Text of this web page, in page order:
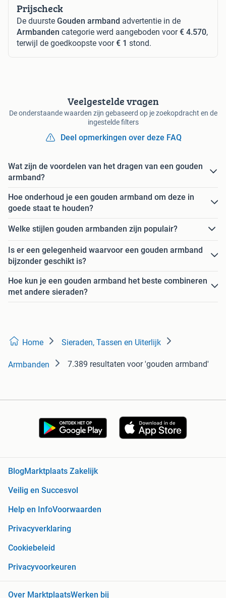
Prijscheck
De duurste Gouden armband advertentie in de
Armbanden categorie werd aangeboden voor€ 4.570,
terwijl de goedkoopste voor€ 1 stond.
Veelgestelde vragen
De onderstaande waarden zijn gebaseerd op je zoekopdracht en de
ingestelde filters
Deel opmerkingen over deze FAQ
Wat zijn de voordelen van het dragen van een gouden
armband?
Hoe onderhoud je een gouden armband om deze in
goede staat te houden?
Welke stijlen gouden armbanden zijn populair?
Is er een gelegenheid waarvoor een gouden armband
bijzonder geschikt is?
Hoe kun je een gouden armband het beste combineren
met andere sieraden?
Home Sieraden, Tassen en Uiterlijk
Armbanden 7.389 resultaten voor 'gouden armband'
BlogMarktplaats Zakelijk
Veilig en Succesvol
Help en InfoVoorwaarden
Privacyverklaring
Cookiebeleid
Privacyvoorkeuren
Over MarktplaatsWerken bij